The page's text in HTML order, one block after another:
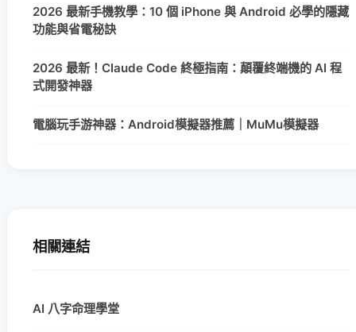
2026 最新手機教學：10 個 iPhone 與 Android 必學的隱藏
功能與省電秘訣
2026 最新！Claude Code 終極指南：顛覆終端機的 AI 程
式開發神器
電腦玩手游神器：Android模擬器推薦｜MuMu模擬器
相關連結
AI 八字命理學堂